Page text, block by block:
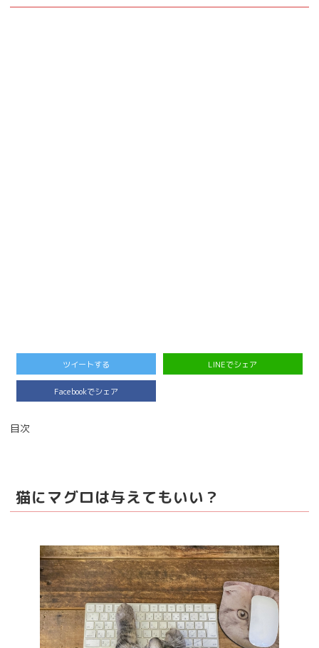
ツイートする LINEでシェア
Facebookでシェア
目次
猫にマグロは与えてもいい？